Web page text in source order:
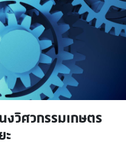
งวิศวกรรมเกษตร
ะ